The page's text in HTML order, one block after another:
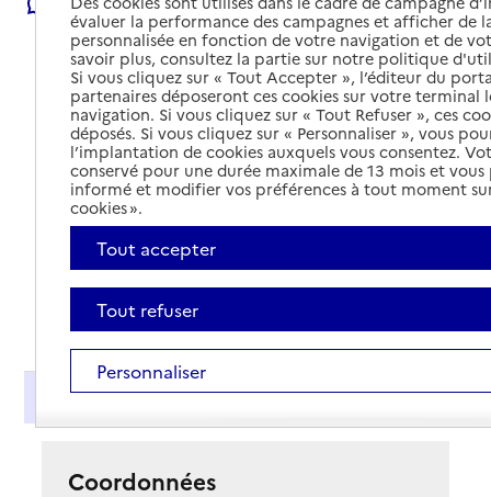
Présentation
Coordonnées
évaluer la performance des campagnes et afficher de
personnalisée en fonction de votre navigation et de
savoir plus, consultez la partie sur notre politique
Si vous cliquez sur « Tout Accepter », l’éditeur du
partenaires déposeront ces cookies sur votre terminal
navigation. Si vous cliquez sur « Tout Refuser », ces
déposés. Si vous cliquez sur « Personnaliser », vous
l’implantation de cookies auxquels vous consentez.
conservé pour une durée maximale de 13 mois et
informé et modifier vos préférences à tout moment
cookies ».
Tout accepter
Tout refuser
Personnaliser